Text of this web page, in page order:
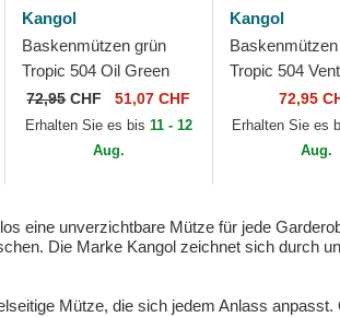
Kangol
Baskenmützen grün
Tropic 504 Oil Green
von Kangol
72,95CHF 51,07 CHF
Erhalten Sie es bis 11 - 12
Aug.
Kangol
Tropic 504
Charcoal von
72,95
Erhalten Sie es
Aug.
eine unverzichtbare Mütze für jede
Die Marke Kangol zeichnet sich durch
Mütze, die sich jedem Anlass